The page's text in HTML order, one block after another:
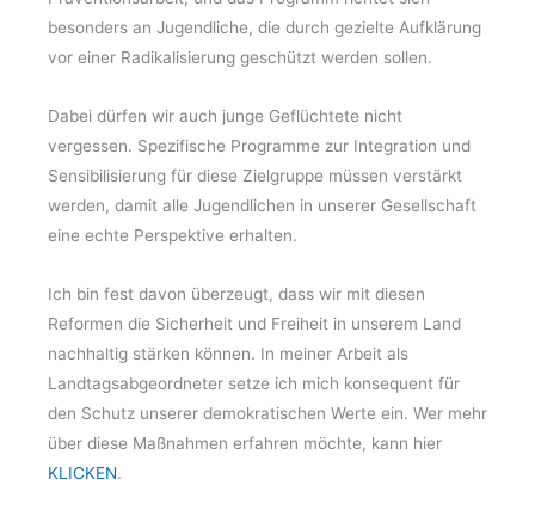
besonders an Jugendliche, die durch gezielte Aufklärung
vor einer Radikalisierung geschützt werden sollen.
Dabei dürfen wir auch junge Geflüchtete nicht
vergessen. Spezifische Programme zur Integration und
Sensibilisierung für diese Zielgruppe müssen verstärkt
werden, damit alle Jugendlichen in unserer Gesellschaft
eine echte Perspektive erhalten.
Ich bin fest davon überzeugt, dass wir mit diesen
Reformen die Sicherheit und Freiheit in unserem Land
nachhaltig stärken können. In meiner Arbeit als
Landtagsabgeordneter setze ich mich konsequent für
den Schutz unserer demokratischen Werte ein. Wer mehr
über diese Maßnahmen erfahren möchte, kann hier
KLICKEN.